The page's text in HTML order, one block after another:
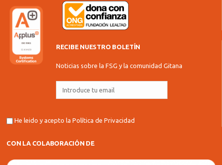
RECIBE NUESTRO BOLETÍN
Noticias sobre la FSG y la comunidad Gitana
He leido y acepto laPolítica de Privacidad
CON LA COLABORACIÓN DE